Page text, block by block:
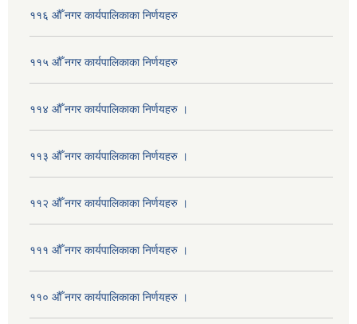
११६ औँ नगर कार्यपालिकाका निर्णयहरु
११५ औँ नगर कार्यपालिकाका निर्णयहरु
११४ औँ नगर कार्यपालिकाका निर्णयहरु ।
११३ औँ नगर कार्यपालिकाका निर्णयहरु ।
११२ औँ नगर कार्यपालिकाका निर्णयहरु ।
१११ औँ नगर कार्यपालिकाका निर्णयहरु ।
११० औँ नगर कार्यपालिकाका निर्णयहरु ।